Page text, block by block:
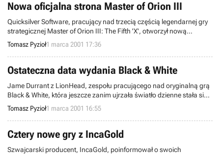
Nowa oficjalna strona Master of Orion III
Quicksilver Software, pracujący nad trzecią częścią legendarnej gry
strategicznej Master of Orion III: The Fifth 'X', otworzył nową
oficjalną stronę gry. MOO3 tradycyjnie będzie turową strategią
science-fiction, gdzie walczyć będziemy o dominacją nad olbrzymią
galaktyką zamieszkałą przez różne rasy.
Tomasz Pyzioł1 marca 2001 17:36
Ostateczna data wydania Black & White
Jame Durrant z LionHead, zespołu pracującego nad oryginalną grą
Black & White, która jeszcze zanim ujrzała światło dzienne stała się
hitem, wyjawił kilka informacji na oficjalnym forum gry. Przede
wszystkim sprostował datę wydania Black & White, która
dotychczas podawana była różnie.
Tomasz Pyzioł1 marca 2001 16:55
Cztery nowe gry z IncaGold
Szwajcarski producent, IncaGold, poinformował o swoich